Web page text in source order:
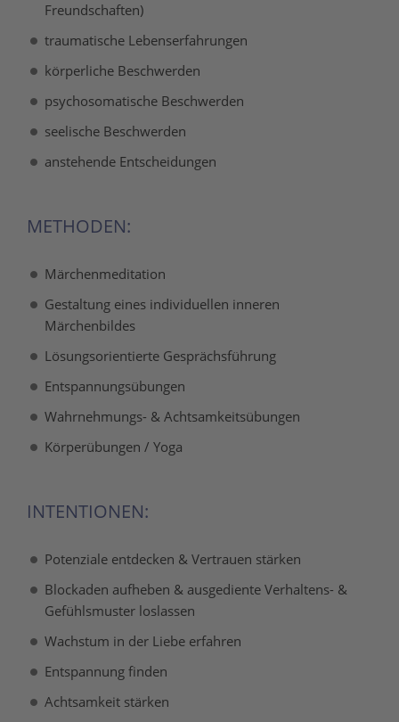
Freundschaften)
traumatische Lebenserfahrungen
körperliche Beschwerden
psychosomatische Beschwerden
seelische Beschwerden
anstehende Entscheidungen
METHODEN:
Märchenmeditation
Gestaltung eines individuellen inneren
Märchenbildes
Lösungsorientierte Gesprächsführung
Entspannungsübungen
Wahrnehmungs- & Achtsamkeitsübungen
Körperübungen / Yoga
INTENTIONEN:
Potenziale entdecken & Vertrauen stärken
Blockaden aufheben & ausgediente Verhaltens- &
Gefühlsmuster loslassen
Wachstum in der Liebe erfahren
Entspannung finden
Achtsamkeit stärken